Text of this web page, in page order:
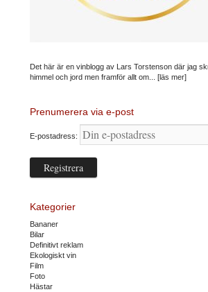
Det här är en vinblogg av Lars Torstenson där jag
himmel och jord men framför allt om... [läs mer]
Prenumerera via e-post
E-postadress:
Kategorier
Bananer
Bilar
Definitivt reklam
Ekologiskt vin
Film
Foto
Hästar